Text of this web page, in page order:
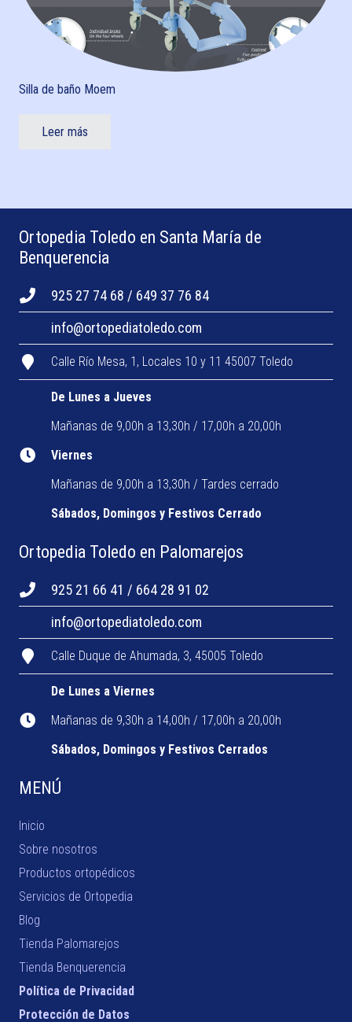
Silla de baño Moem
Leer más
Ortopedia Toledo en Santa María de
Benquerencia
925 27 74 68 / 649 37 76 84
info@ortopediatoledo.com
Calle Río Mesa, 1, Locales 10 y 11 45007 Toledo
De Lunes a Jueves
Mañanas de 9,00h a 13,30h / 17,00h a 20,00h
Viernes
Mañanas de 9,00h a 13,30h / Tardes cerrado
Sábados, Domingos y Festivos Cerrado
Ortopedia Toledo en Palomarejos
925 21 66 41 / 664 28 91 02
info@ortopediatoledo.com
Calle Duque de Ahumada, 3, 45005 Toledo
De Lunes a Viernes
Mañanas de 9,30h a 14,00h / 17,00h a 20,00h
Sábados, Domingos y Festivos Cerrados
MENÚ
Inicio
Sobre nosotros
Productos ortopédicos
Servicios de Ortopedia
Blog
Tienda Palomarejos
Tienda Benquerencia
Política de Privacidad
Protección de Datos